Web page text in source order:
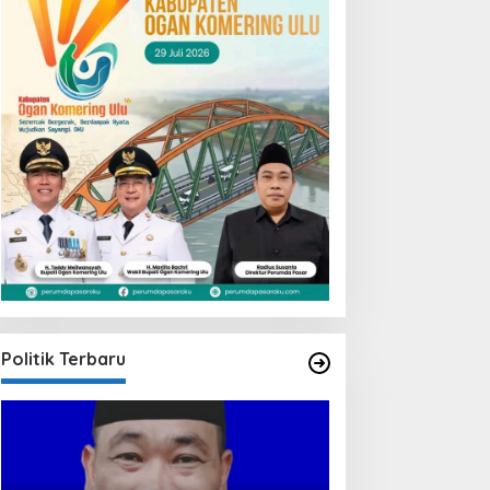
Politik Terbaru